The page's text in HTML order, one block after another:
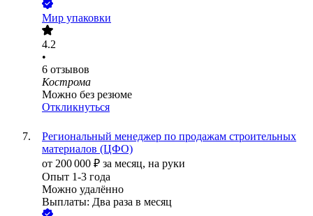
Мир упаковки
4.2
•
6 отзывов
Кострома
Можно без резюме
Откликнуться
Региональный менеджер по продажам строительных
материалов (ЦФО)
от 200 000 ₽ за месяц, на руки
Опыт 1-3 года
Можно удалённо
Выплаты: Два раза в месяц